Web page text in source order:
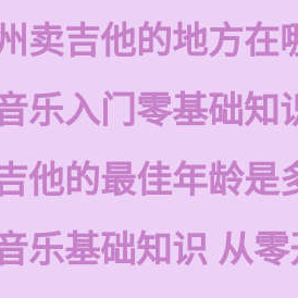
卖吉他的地方在
乐入门零基础知
他的最佳年龄是
乐基础知识 从